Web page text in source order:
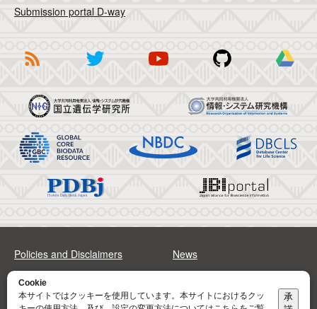
Submission portal D-way
Policies and Disclaimers News
FAQs
Cookie
本サイトではクッキーを使用しています。本サイトにおけるクッ
承